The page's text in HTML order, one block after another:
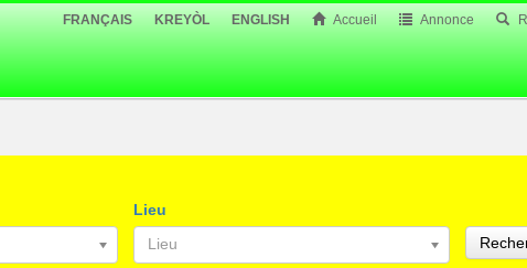
FRANÇAIS KREYÒL ENGLISH Accueil Annonce
Lieu
Lieu